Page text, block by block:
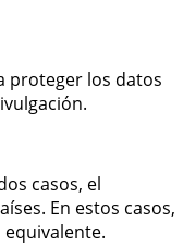
proteger los datos
casos, el
En estos casos,